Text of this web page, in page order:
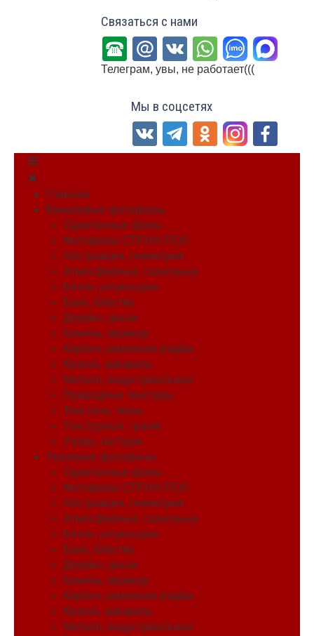
Связаться с нами
Телеграм, увы, не работает(((
Мы в соцсетях
Главная
Виниловые фотофоны
Однотонные фоны
Фотофоны СТЕНА-ПОЛ
Абстракция, геометрия
Атмосферные, сказочные
Бетон, штукатурка
Боке, блёстки
Дерево, доски
Камень, мрамор
Кирпич, каменная кладка
Краска, акварель
Металл, индустриальные
Природные текстуры
Текстиль, ткань
Текстурные, гранж
Узоры, паттерн
Тканевые фотофоны
Однотонные фоны
Фотофоны СТЕНА-ПОЛ
Абстракция, геометрия
Атмосферные, сказочные
Бетон, штукатурка
Боке, блёстки
Дерево, доски
Камень, мрамор
Кирпич, каменная кладка
Краска, акварель
Металл, индустриальные